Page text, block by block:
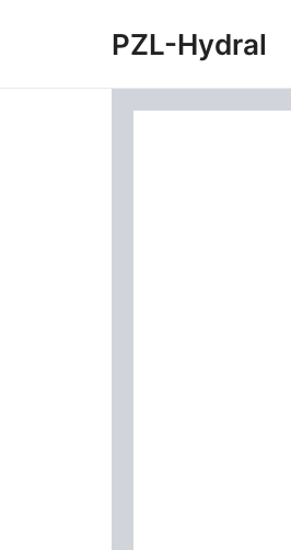
PZL-Hydral